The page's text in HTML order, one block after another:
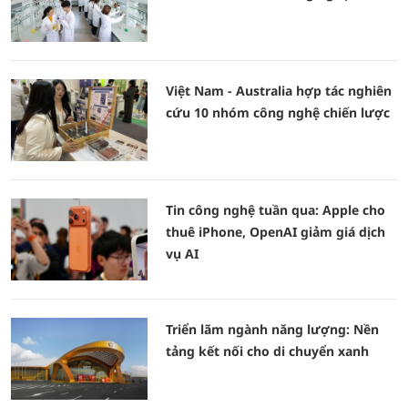
Việt Nam - Australia hợp tác nghiên
cứu 10 nhóm công nghệ chiến lược
Tin công nghệ tuần qua: Apple cho
thuê iPhone, OpenAI giảm giá dịch
vụ AI
Triển lãm ngành năng lượng: Nền
tảng kết nối cho di chuyển xanh